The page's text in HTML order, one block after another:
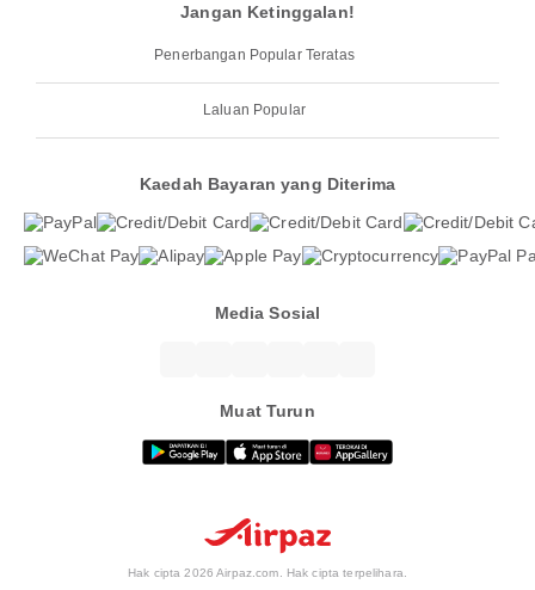
Jangan Ketinggalan!
Penerbangan Popular Teratas
Laluan Popular
Kaedah Bayaran yang Diterima
Media Sosial
Muat Turun
Hak cipta 2026 Airpaz.com. Hak cipta terpelihara.